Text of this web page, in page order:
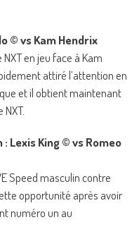
© vs Kam Hendrix
en jeu face à Kam
attiré l’attention en
et il obtient maintenant
Lexis King © vs Romeo
Speed masculin contre
opportunité après avoir
numéro un au